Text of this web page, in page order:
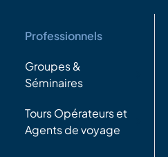
Professionnels
Groupes &
Séminaires
Tours Opérateurs et
Agents de voyage